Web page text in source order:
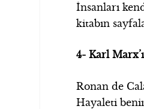
İnsanları
kitabın
4- Karl
Ronan de
Hayaleti